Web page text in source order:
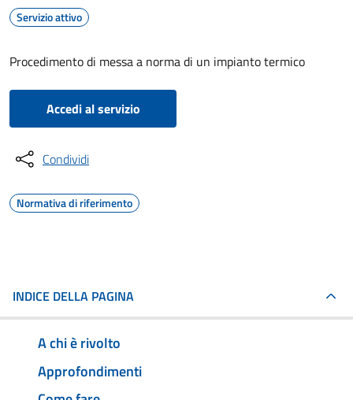
Servizio attivo
Procedimento di messa a norma di un impianto termico
Accedi al servizio
Condividi
Normativa di riferimento
INDICE DELLA PAGINA
A chi è rivolto
Approfondimenti